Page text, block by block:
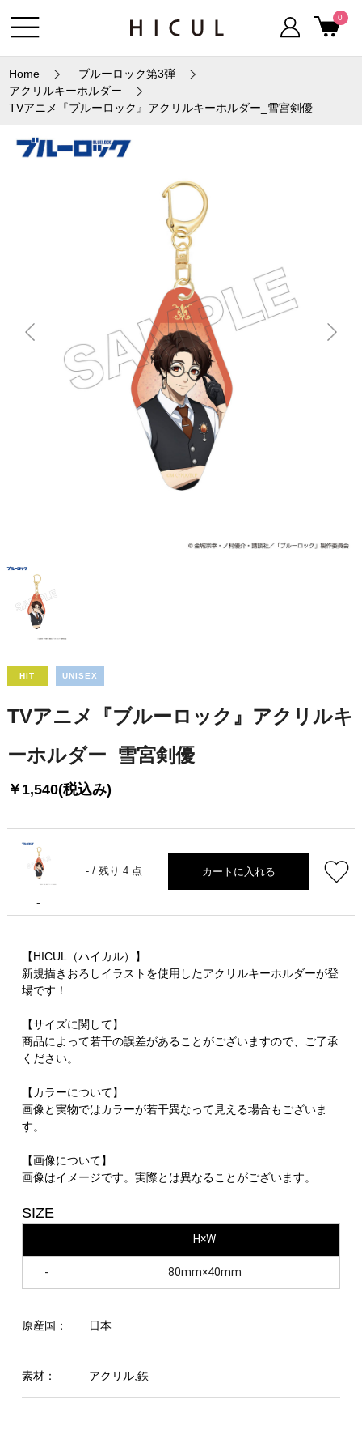
0
Home
ブルーロック第3弾
アクリルキーホルダー
TVアニメ『ブルーロック』アクリルキーホルダー_雪宮剣優
HIT UNISEX
TVアニメ『ブルーロック』アクリルキ
ーホルダー_雪宮剣優
￥1,540(税込み)
-
- /残り 4 点 カートに入れる
【HICUL（ハイカル）】
新規描きおろしイラストを使用したアクリルキーホルダーが登
場です！
【サイズに関して】
商品によって若干の誤差があることがございますので、ご了承
ください。
【カラーについて】
画像と実物ではカラーが若干異なって見える場合もございま
す。
【画像について】
画像はイメージです。実際とは異なることがございます。
SIZE
H×W
- 80mm×40mm
原産国： 日本
素材： アクリル,鉄